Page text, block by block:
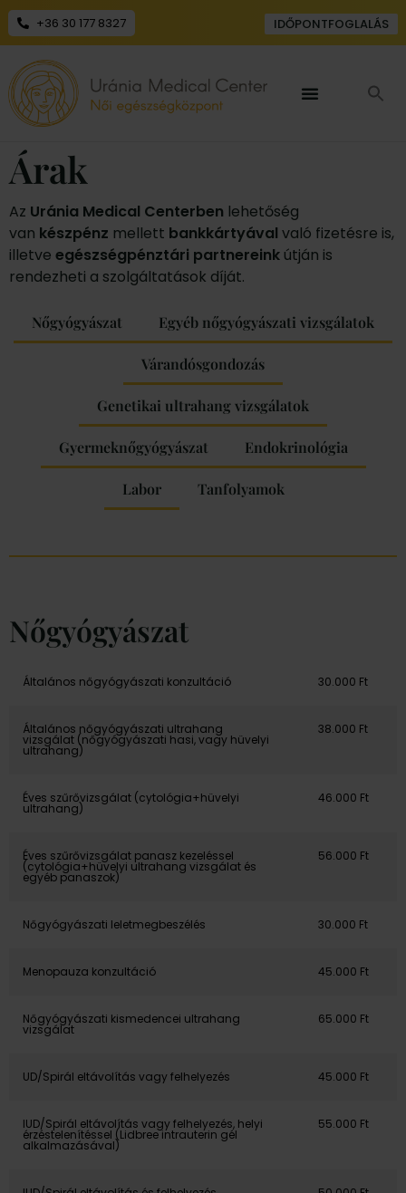
+36 30 177 8327 IDŐPONTFOGLALÁS
Árak
Az Uránia Medical Centerben lehetőség
van készpénz mellett bankkártyával való fizetésre is,
illetve egészségpénztári partnereink útján is
rendezheti a szolgáltatások díját.
Nőgyógyászat Egyéb nőgyógyászati vizsgálatok
Várandósgondozás
Genetikai ultrahang vizsgálatok
Gyermeknőgyógyászat Endokrinológia
Labor Tanfolyamok
Nőgyógyászat
Általános nőgyógyászati konzultáció 30.000 Ft
Általános nőgyógyászati ultrahang
vizsgálat (nőgyógyászati hasi, vagy hüvelyi
ultrahang)
38.000 Ft
Éves szűrővizsgálat (cytológia+hüvelyi
ultrahang)
46.000 Ft
Éves szűrővizsgálat panasz kezeléssel
(cytológia+hüvelyi ultrahang vizsgálat és
egyéb panaszok)
56.000 Ft
Nőgyógyászati leletmegbeszélés 30.000 Ft
Menopauza konzultáció 45.000 Ft
Nőgyógyászati kismedencei ultrahang
vizsgálat
65.000 Ft
UD/Spirál eltávolítás vagy felhelyezés 45.000 Ft
IUD/Spirál eltávolítás vagy felhelyezés, helyi
érzéstelenítéssel (Lidbree intrauterin gél
alkalmazásával)
55.000 Ft